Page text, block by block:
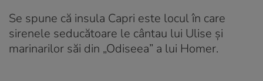
Se spune că insula Capri este locul în care
sirenele seducătoare le cântau lui Ulise și
marinarilor săi din „Odiseea” a lui Homer.